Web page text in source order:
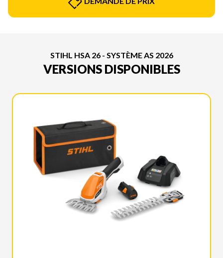
STIHL HSA 26 - SYSTÈME AS 2026
VERSIONS DISPONIBLES